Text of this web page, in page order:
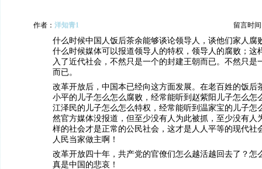
作者： 洋知青1 留言时间
什么时候中国人饭后茶余能够谈论领导人，谈他们家人腐
什么时候媒体可以报道领导人的特权，领导人的腐败；这
入了近代社会，不然只是一个的封建王朝而已。不然只是
而已。
改革开放后，中国本已经向这方面发展。在老百姓的饭后
小平的儿子怎么怎么腐败，经常能听到赵紫阳儿子怎么怎
江泽民的儿子怎么怎么特权，经常能听到温家宝的儿子怎
然官方媒体没报道，但至少没有人为此被抓，至少没有人
样的社会才是正常的公民社会，这才是人人平等的现代社
人民当家做主啊！
改革开放四十年，共产党的官僚们怎么越活越回去了？怎
真是中国的悲哀！